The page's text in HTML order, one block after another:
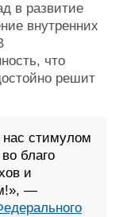
в развитие
внутренних
что
решит
нас стимулом
благо
и
—